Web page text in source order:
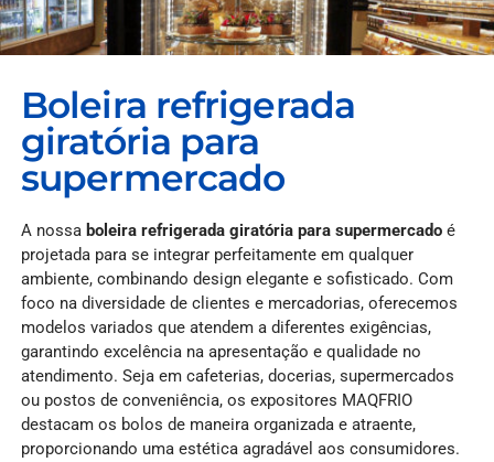
Boleira refrigerada
giratória para
supermercado
A nossa boleira refrigerada giratória para supermercado é
projetada para se integrar perfeitamente em qualquer
ambiente, combinando design elegante e sofisticado. Com
foco na diversidade de clientes e mercadorias, oferecemos
modelos variados que atendem a diferentes exigências,
garantindo excelência na apresentação e qualidade no
atendimento. Seja em cafeterias, docerias, supermercados
ou postos de conveniência, os expositores MAQFRIO
destacam os bolos de maneira organizada e atraente,
proporcionando uma estética agradável aos consumidores.